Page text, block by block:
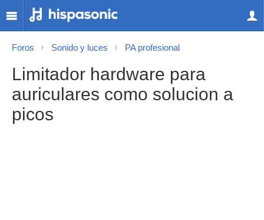
Foros Sonido y luces PA profesional
Limitador hardware para
auriculares como solucion a
picos